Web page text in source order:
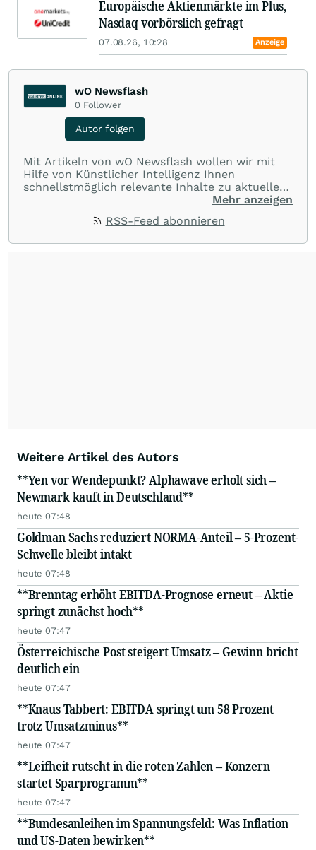
Europäische Aktienmärkte im Plus,
Nasdaq vorbörslich gefragt
07.08.26, 10:28 Anzeige
wO Newsflash
0 Follower
Autor folgen
Mit Artikeln von wO Newsflash wollen wir mit
Hilfe von Künstlicher Intelligenz Ihnen
schnellstmöglich relevante Inhalte zu aktuellen
Ereignissen rund um Börse, Finanzmärkte aus
Mehr anzeigen
RSS-Feed abonnieren
Weitere Artikel des Autors
**Yen vor Wendepunkt? Alphawave erholt sich –
Newmark kauft in Deutschland**
heute 07:48
Goldman Sachs reduziert NORMA-Anteil – 5-Prozent-
Schwelle bleibt intakt
heute 07:48
**Brenntag erhöht EBITDA-Prognose erneut – Aktie
springt zunächst hoch**
heute 07:47
Österreichische Post steigert Umsatz – Gewinn bricht
deutlich ein
heute 07:47
**Knaus Tabbert: EBITDA springt um 58 Prozent
trotz Umsatzminus**
heute 07:47
**Leifheit rutscht in die roten Zahlen – Konzern
startet Sparprogramm**
heute 07:47
**Bundesanleihen im Spannungsfeld: Was Inflation
und US-Daten bewirken**